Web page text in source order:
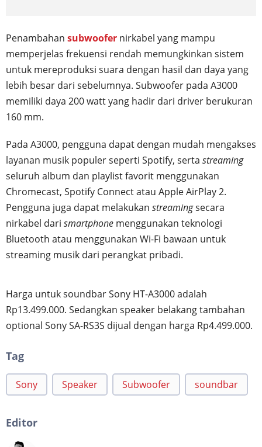
Penambahan subwoofer nirkabel yang mampu
memperjelas frekuensi rendah memungkinkan sistem
untuk mereproduksi suara dengan hasil dan daya yang
lebih besar dari sebelumnya. Subwoofer pada A3000
memiliki daya 200 watt yang hadir dari driver berukuran
160 mm.
Pada A3000, pengguna dapat dengan mudah mengakses
layanan musik populer seperti Spotify, serta streaming
seluruh album dan playlist favorit menggunakan
Chromecast, Spotify Connect atau Apple AirPlay 2.
Pengguna juga dapat melakukan streamingsecara
nirkabel dari smartphone menggunakan teknologi
Bluetooth atau menggunakan Wi-Fi bawaan untuk
streaming musik dari perangkat pribadi.
Harga untuk soundbar Sony HT-A3000 adalah
Rp13.499.000. Sedangkan speaker belakang tambahan
optional Sony SA-RS3S dijual dengan harga Rp4.499.000.
Tag
Sony Speaker Subwoofer soundbar
Editor